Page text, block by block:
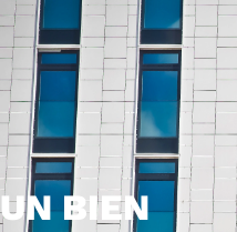
UN BIEN